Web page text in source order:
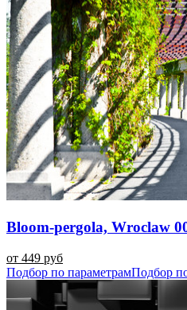
Bloom-pergola, Wroclaw
от 449 руб
Подбор по параметрамПодбор